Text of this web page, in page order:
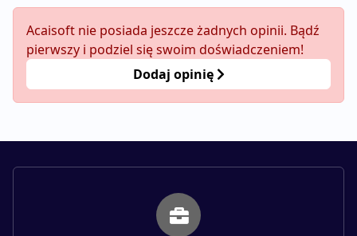
Acaisoft nie posiada jeszcze żadnych opinii. Bądź
pierwszy i podziel się swoim doświadczeniem!
Dodaj opinię